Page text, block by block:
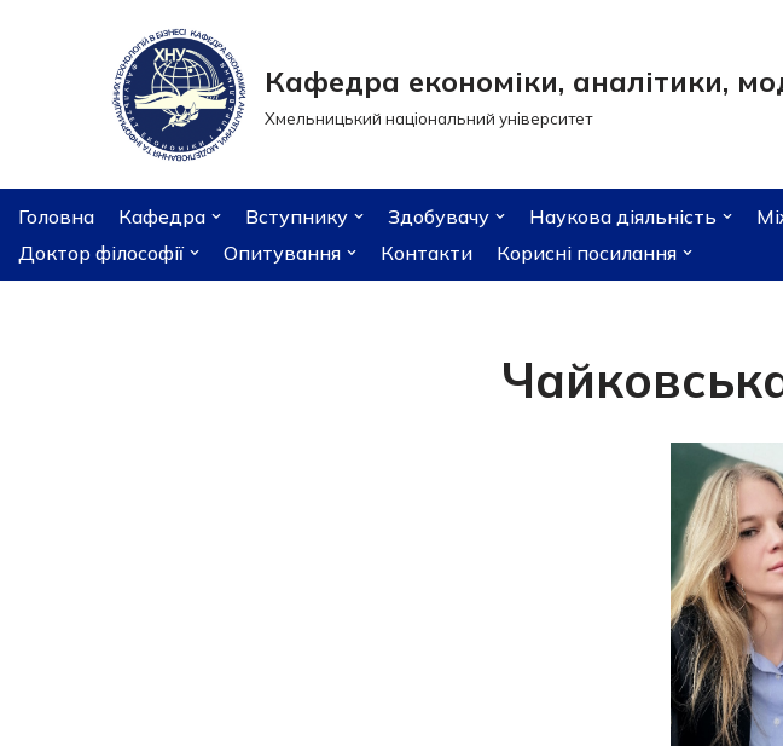
Кафедра економіки, аналітики,
Хмельницький національний університет
Головна Кафедра Вступнику Здобувачу Наукова діяльність
Доктор філософії
Опитування Контакти Корисні посилання